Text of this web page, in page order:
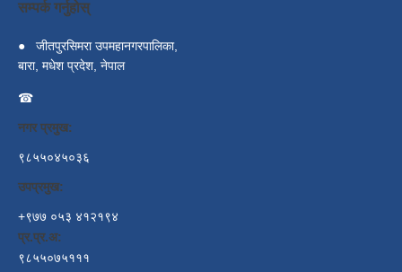
सम्पर्क गर्नुहोस्
●
जीतपुरसिमरा उपमहानगरपालिका,
बारा, मधेश प्रदेश, नेपाल
☎
नगर प्रमुख:
९८५५०४५०३६
उपप्रमुख:
+९७७ ०५३ ४१२१९४
प्र.प्र.अ:
९८५५०७५१११